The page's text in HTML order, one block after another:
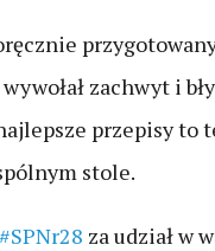
zachwyt i
przepisy to
stole.
#SPNr28 za udział w